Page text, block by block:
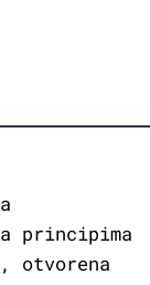
principima
otvorena